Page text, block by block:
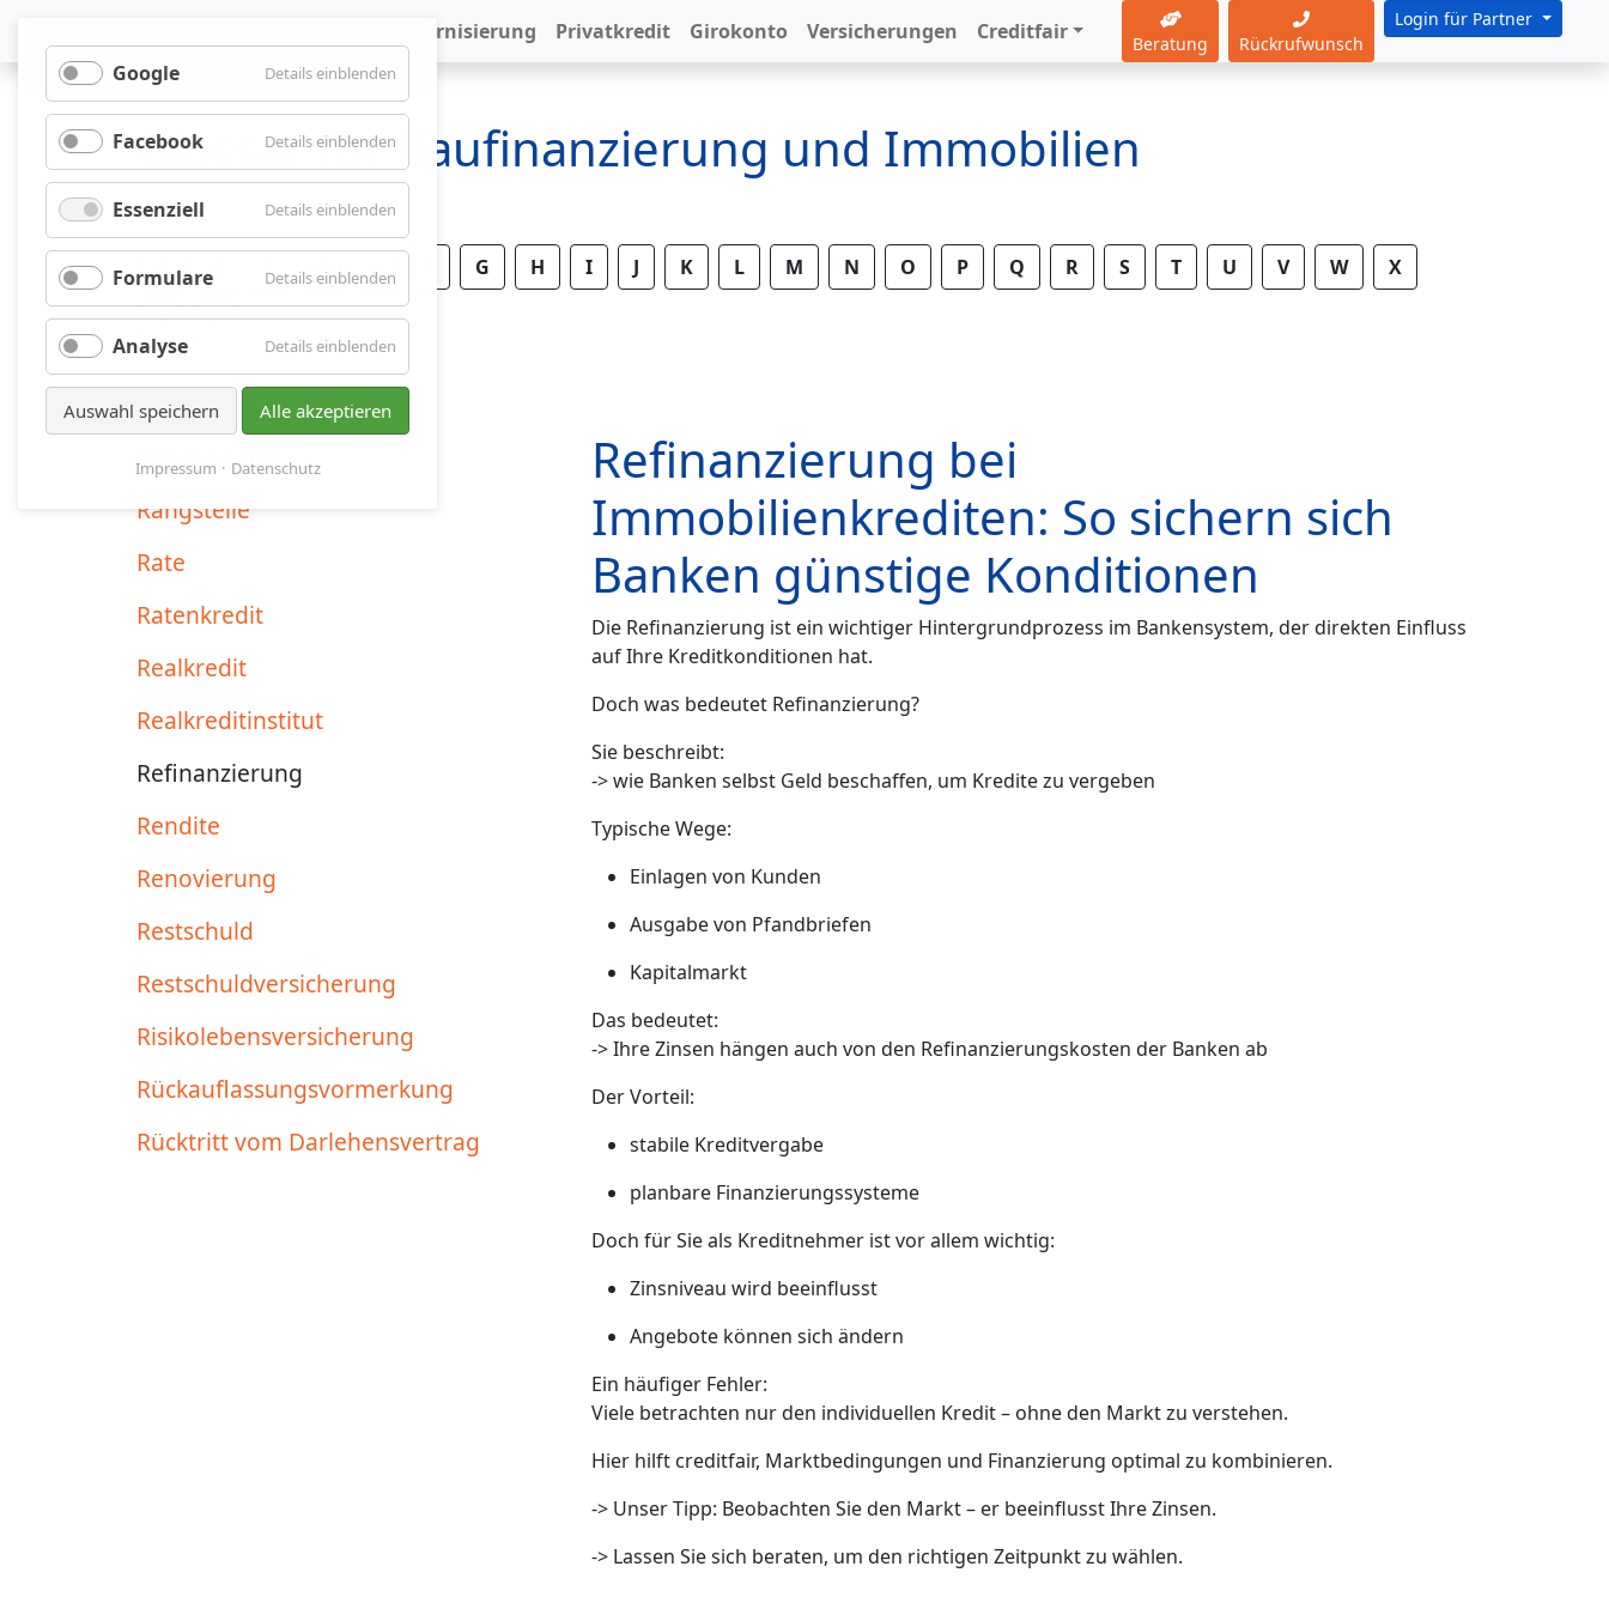
Google Details einblenden
Google
Facebook Details einblenden
Facebook
Essenziell Details einblenden
Essenziell
Formulare Details einblenden
Formulare
Analyse Details einblenden
Analyse
Auswahl speichern Alle akzeptieren
Impressum Datenschutz
Modernisierung Privatkredit Girokonto Versicherungen Creditfair Beratung Rückrufwunsch
Login für Partner
Glossar für Baufinanzierung und Immobilien
C D E G H I J K L M N O P Q R S T U V W X
Y Z
Rangrücktritt
Rangstelle
Rate
Ratenkredit
Realkredit
Realkreditinstitut
Refinanzierung
Rendite
Renovierung
Restschuld
Restschuldversicherung
Risikolebensversicherung
Rückauflassungsvormerkung
Rücktritt vom Darlehensvertrag
Refinanzierung bei
Immobilienkrediten: So sichern sich
Banken günstige Konditionen
Die Refinanzierung ist ein wichtiger Hintergrundprozess im Bankensystem, der direkten Einfluss
auf Ihre Kreditkonditionen hat.
Doch was bedeutet Refinanzierung?
Sie beschreibt:
-> wie Banken selbst Geld beschaffen, um Kredite zu vergeben
Typische Wege:
Einlagen von Kunden
Ausgabe von Pfandbriefen
Kapitalmarkt
Das bedeutet:
-> Ihre Zinsen hängen auch von den Refinanzierungskosten der Banken ab
Der Vorteil:
stabile Kreditvergabe
planbare Finanzierungssysteme
Doch für Sie als Kreditnehmer ist vor allem wichtig:
Zinsniveau wird beeinflusst
Angebote können sich ändern
Ein häufiger Fehler:
Viele betrachten nur den individuellen Kredit – ohne den Markt zu verstehen.
Hier hilft creditfair, Marktbedingungen und Finanzierung optimal zu kombinieren.
-> Unser Tipp: Beobachten Sie den Markt – er beeinflusst Ihre Zinsen.
-> Lassen Sie sich beraten, um den richtigen Zeitpunkt zu wählen.